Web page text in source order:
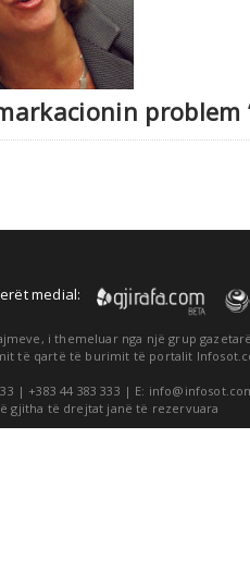
problem
medial:
i themeluar nga një grup
të qartë të burimit të portalit
| +383 44 383 333 | E:
gjitha të drejtat janë të rezervuara